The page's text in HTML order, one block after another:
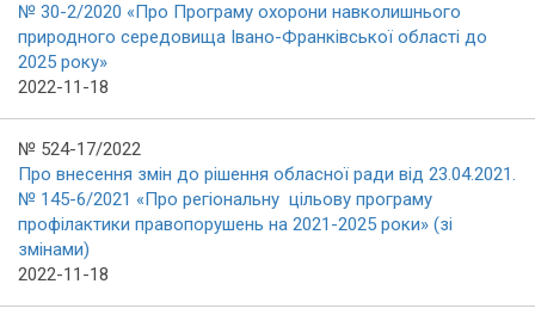
№ 30-2/2020 «Про Програму охорони навколишнього
природного середовища Івано-Франківської області до
2025 року»
2022-11-18
№ 524-17/2022
Про внесення змін до рішення обласної ради від 23.04.2021.
№ 145-6/2021 «Про регіональну цільову програму
профілактики правопорушень на 2021-2025 роки» (зі
змінами)
2022-11-18